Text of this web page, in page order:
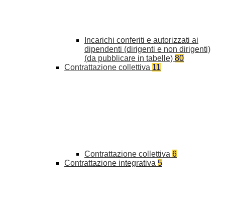
Incarichi conferiti e autorizzati ai
dipendenti (dirigenti e non dirigenti)
(da pubblicare in tabelle) 80
Contrattazione collettiva 11
Contrattazione collettiva 6
Contrattazione integrativa 5